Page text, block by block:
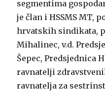
segmentima
je član i HSSMS MT,
hrvatskih sindikata,
Mihalinec, v.d.
Šepec, Predsjednica
ravnatelji
ravnatelja za